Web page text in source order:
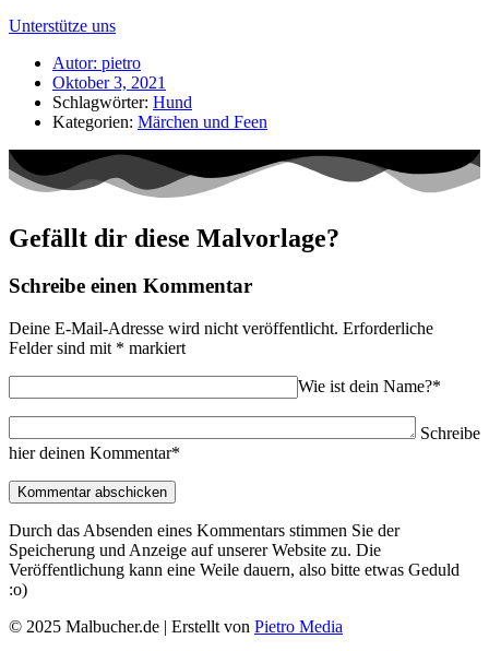
Unterstütze uns
Autor: pietro
Oktober 3, 2021
Schlagwörter: Hund
Kategorien: Märchen und Feen
Gefällt dir diese Malvorlage?
Schreibe einen Kommentar
Deine E-Mail-Adresse wird nicht veröffentlicht. Erforderliche
Felder sind mit * markiert
Wie ist dein Name?*
Schreibe
hier deinen Kommentar*
Durch das Absenden eines Kommentars stimmen Sie der
Speicherung und Anzeige auf unserer Website zu. Die
Veröffentlichung kann eine Weile dauern, also bitte etwas Geduld
:o)
© 2025 Malbucher.de | Erstellt von Pietro Media